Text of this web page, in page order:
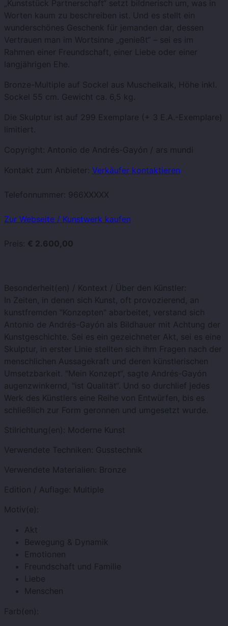
„Kunststück Partnerschaft“ setzt bildnerisch um, was in
Worten kaum zu beschreiben ist. Und es stellt ein
wunderschönes Geschenk für jemanden dar, dessen
Vertrauen man im Wortsinne „genießt“ – sei es im
Rahmen einer Freundschaft, einer Liebe oder einer
langjährigen Ehe.
Bronze-Multiple auf Sockel aus Muschelkalk, Höhe inkl.
Sockel 55 cm. Gewicht ca. 6,5 kg.
Die Skulptur ist auf 299 Exemplare (+ 3 E.A.-Exemplare)
limitiert.
Copyright: Antonio de Andrés-Gayón / ars mundi
Kontakt zum Anbieter: Verkäufer kontaktieren
Telefonnummer: 966XXXXX
Zur Webseite / Kunstwerk kaufen
Preis: € 2.600,00
Besonderheit(en) / Kontext / Über den Künstler:
In Zeiten, in denen sich Kunst, oft provozierend, an
kunstfremden "Konzepten" abarbeitet, verstand sich
Antonio de Andrés-Gayón als Bildhauer mit Achtung der
Kunstgeschichte. Sei es ein gezeichneter Akt, sei es eine
Skulptur, in erster Linie stellten sich ihm Fragen nach der
menschlichen Aussagekraft und deren künstlerischen
Umsetzbarkeit. "Mein Konzept“, sagte Andrés-Gayón
augenzwinkernd, "ist Qualität“. Und so durchlief jedes
Werk des Künstlers eine Reihe von Entwürfen, bis es
schließlich zur Form geronnen und umgesetzt wurde.
Stilrichtung(en): Moderne Kunst
Verwendete Techniken: Gusstechnik
Verwendete Materialien: Bronze
Edition / Auflage: Multiple
Motiv(e):
Akt
Bewegung & Dynamik
Emotionen
Freundschaft und Familie
Liebe
Menschen
Farb(en):